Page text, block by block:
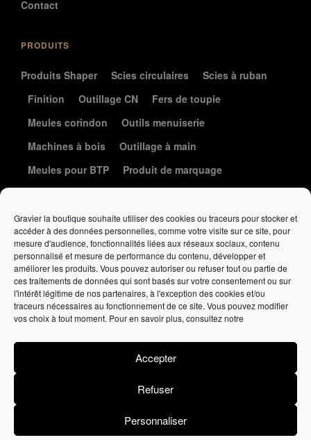
Gravier la boutique souhaite utiliser des cookies ou traceurs pour stocker et
accéder à des données personnelles, comme votre visite sur ce site, pour
mesure d'audience, fonctionnalités liées aux réseaux sociaux, contenu
personnalisé et mesure de performance du contenu, développer et
améliorer les produits. Vous pouvez autoriser ou refuser tout ou partie de
ces traitements de données qui sont basés sur votre consentement ou sur
l'intérêt légitime de nos partenaires, à l'exception des cookies et/ou
traceurs nécessaires au fonctionnement de ce site. Vous pouvez modifier
vos choix à tout moment. Pour en savoir plus, consultez notre
Accepter
Refuser
Personnaliser
Contact
PRODUITS
Produits Shaper Scies circulaires
Scies à ruban
Finition
Outillage CN
Fers de toupie
Meules corindon
Outils menuiserie
Machines à bois
Outillage à main
Meules pour BTP
Produit de marquage
Élément de liste